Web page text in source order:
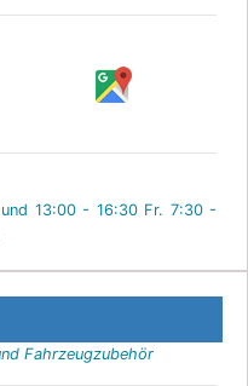
13:00 - 16:30 Fr. 7:30 -
Fahrzeugzubehör